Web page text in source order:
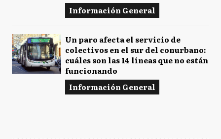
Información General
Un paro afecta el servicio de
colectivos en el sur del conurbano:
cuáles son las 14 líneas que no están
funcionando
Información General